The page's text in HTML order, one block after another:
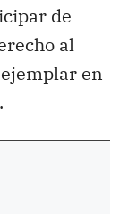
de
al
en